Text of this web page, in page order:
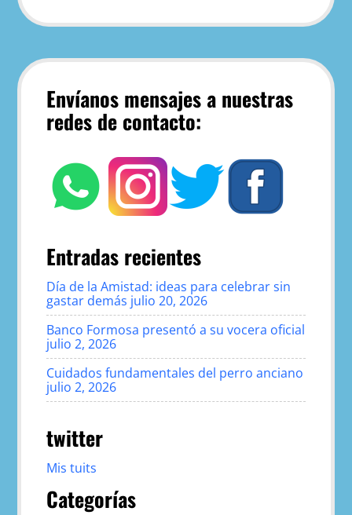
Envíanos mensajes a nuestras
redes de contacto:
Entradas recientes
Día de la Amistad: ideas para celebrar sin
gastar demás julio 20, 2026
Banco Formosa presentó a su vocera oficial
julio 2, 2026
Cuidados fundamentales del perro anciano
julio 2, 2026
twitter
Mis tuits
Categorías